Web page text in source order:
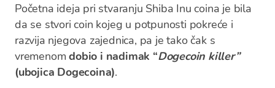
Početna ideja pri stvaranju Shiba Inu coina je bila
da se stvori coin kojeg u potpunosti pokreće i
razvija njegova zajednica, pa je tako čak s
vremenomdobio i nadimak “Dogecoin killer”
(ubojica Dogecoina).